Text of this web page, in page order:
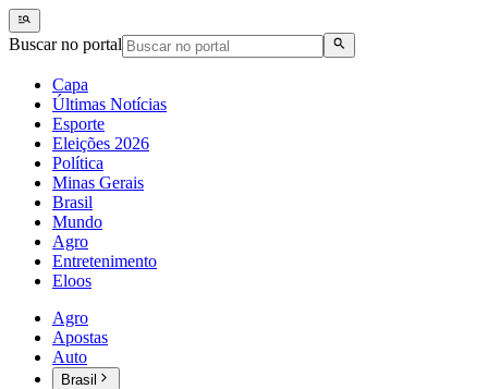
Buscar no portal
Capa
Últimas Notícias
Esporte
Eleições 2026
Política
Minas Gerais
Brasil
Mundo
Agro
Entretenimento
Eloos
Agro
Apostas
Auto
Brasil